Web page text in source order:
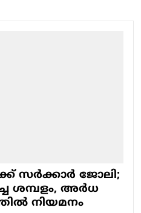
സർക്കാർ ജോലി;
ശമ്പളം, അർധ
നിയമനം